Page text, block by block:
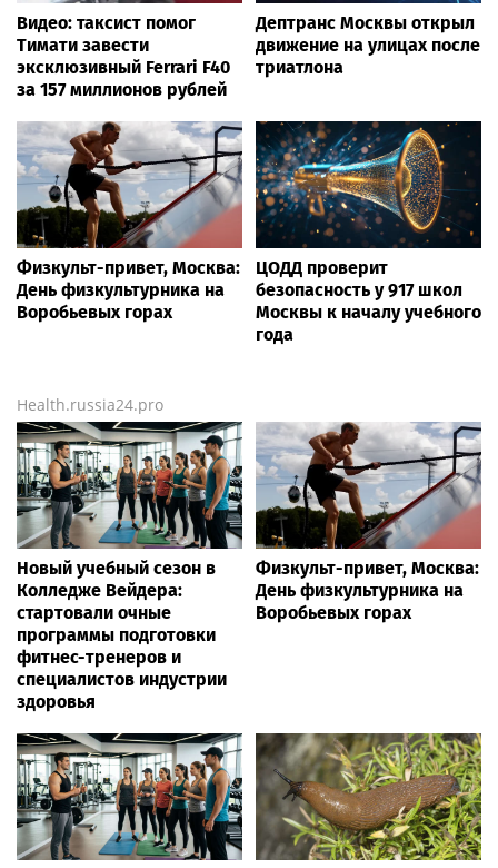
Видео: таксист помог
Тимати завести
эксклюзивный Ferrari F40
за 157 миллионов рублей
Дептранс Москвы открыл
движение на улицах после
триатлона
Физкульт-привет, Москва:
День физкультурника на
Воробьевых горах
ЦОДД проверит
безопасность у 917 школ
Москвы к началу учебного
года
Health.russia24.pro
Новый учебный сезон в
Колледже Вейдера:
стартовали очные
программы подготовки
фитнес-тренеров и
специалистов индустрии
здоровья
Физкульт-привет, Москва:
День физкультурника на
Воробьевых горах